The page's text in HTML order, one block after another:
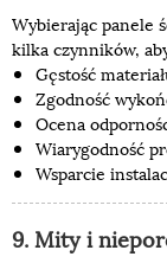
Wybierając panele
kilka czynników,
Gęstość
Zgodność
Ocena
Wiarygodność
Wsparcie
9. Mity i